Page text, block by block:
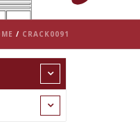
/ CRACK0091